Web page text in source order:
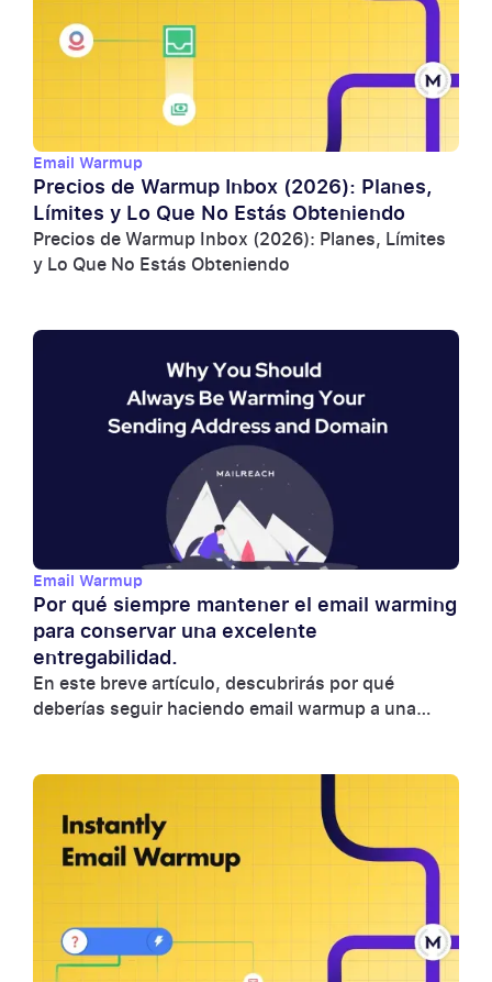
Email Warmup
Precios de Warmup Inbox (2026): Planes,
Límites y Lo Que No Estás Obteniendo
Precios de Warmup Inbox (2026): Planes, Límites
y Lo Que No Estás Obteniendo
Email Warmup
Por qué siempre mantener el email warming
para conservar una excelente
entregabilidad.
En este breve artículo, descubrirás por qué
deberías seguir haciendo email warmup a una